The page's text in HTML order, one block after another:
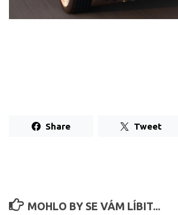
Share Tweet
MOHLO BY SE VÁM LÍBIT...